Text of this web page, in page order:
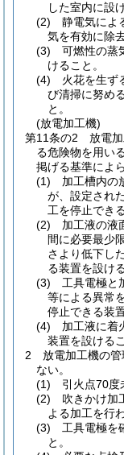
した室内に設
(2)
静電気によ
気を有効に除
(3)
可燃性の蒸
けること。
(4)
火花を生ず
び清掃に努め
と。
(放電加工機)
第11条の2
放電
る危険物を用い
掲げる基準によ
(1)
加工槽内の
が、設定され
工を停止でき
(2)
加工液の液
間に必要最少
さより低下し
る装置を設け
(3)
工具電極と
等による異常
停止できる装
(4)
加工液に着
装置を設けるこ
2
放電加工機の
ない。
(1)
引火点70度
(2)
吹きかけ加
よる加工を行
(3)
工具電極を
と。